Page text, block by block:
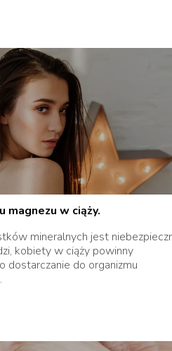
magnezu w ciąży.
mineralnych jest
kobiety w ciąży powinny
dostarczanie do organizmu